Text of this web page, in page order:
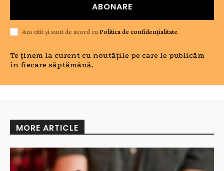
ABONARE
Am citit și sunt de acord cuPolitica de confidențialitate.
Te ținem la curent cu noutățile pe care le publicăm
în fiecare săptămână.
MORE ARTICLE